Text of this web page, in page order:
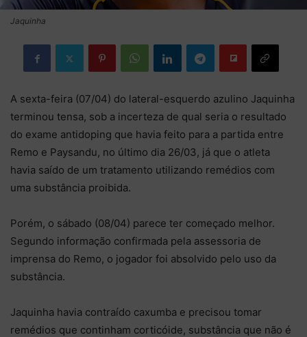
Jaquinha
A sexta-feira (07/04) do lateral-esquerdo azulino Jaquinha
terminou tensa, sob a incerteza de qual seria o resultado
do exame antidoping que havia feito para a partida entre
Remo e Paysandu, no último dia 26/03, já que o atleta
havia saído de um tratamento utilizando remédios com
uma substância proibida.
Porém, o sábado (08/04) parece ter começado melhor.
Segundo informação confirmada pela assessoria de
imprensa do Remo, o jogador foi absolvido pelo uso da
substância.
Jaquinha havia contraído caxumba e precisou tomar
remédios que continham corticóide, substância que não é